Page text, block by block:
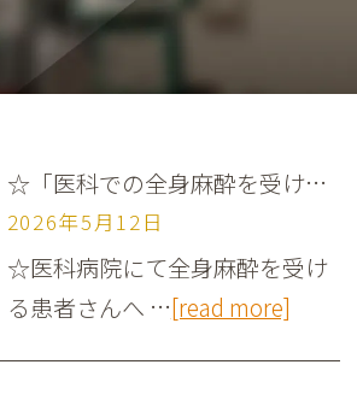
☆「医科での全身麻酔を受ける患者さんへーマウスプロテクター」
2026年5月12日
☆医科病院にて全身麻酔を受け
る患者さんへ …[read more]